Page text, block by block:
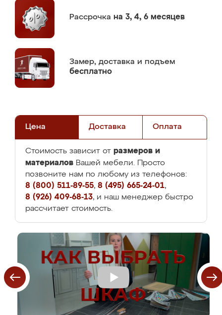
Рассрочка на 3, 4, 6 месяцев
Замер, доставка и подъем
бесплатно
Цена Доставка Оплата
Стоимость зависит от размеров и
материалов Вашей мебели. Просто
позвоните нам по любому из телефонов:
8 (800) 511-89-55, 8 (495) 665-24-01,
8 (926) 409-68-13, и наш менеджер быстро
рассчитает стоимость.